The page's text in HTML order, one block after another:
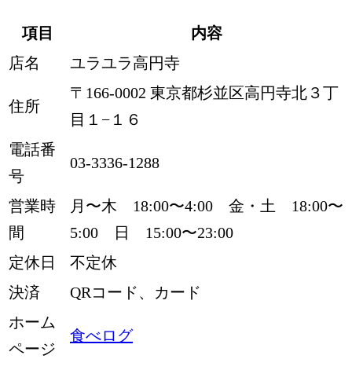
項目
内容
店名
ユラユラ高円寺
住所
〒166-0002 東京都杉並区高円寺北３丁
目１−１６
電話番
号
03-3336-1288
営業時
間
月〜木 18:00〜4:00 金・土 18:00〜
5:00 日 15:00〜23:00
定休日
不定休
決済
QRコード、カード
ホーム
ページ
食べログ